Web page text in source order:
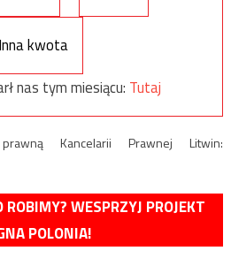
Inna kwota
nas tym miesiącu: Tutaj
Kancelarii Prawnej Litwin:
ROBIMY? WESPRZYJ PROJEKT
POLONIA!